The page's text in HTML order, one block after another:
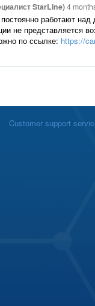
StarLine)4
работают
не представляется
по ссылке: https://
Customer support